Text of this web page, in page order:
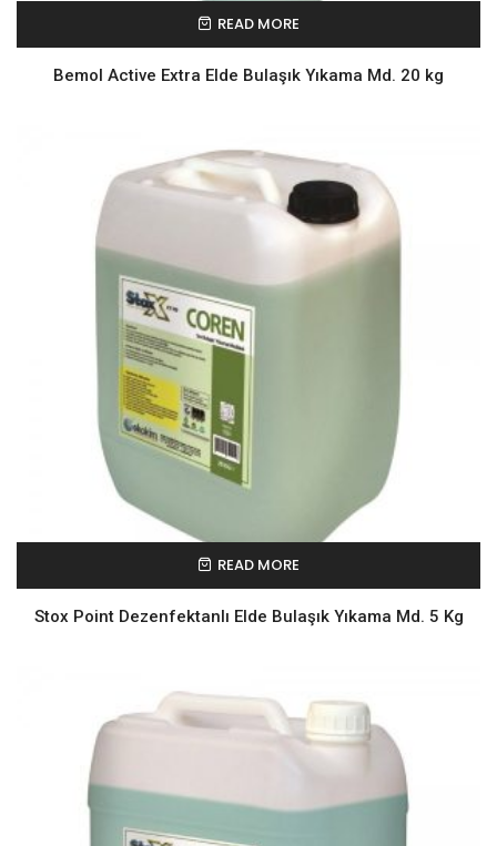
READ MORE
Bemol Active Extra Elde Bulaşık Yıkama Md. 20 kg
READ MORE
Stox Point Dezenfektanlı Elde Bulaşık Yıkama Md. 5 Kg